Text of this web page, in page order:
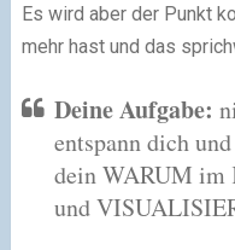
Es wird aber der Punkt
mehr hast und das
Deine Aufgabe:
entspann dich
dein WARUM im
und